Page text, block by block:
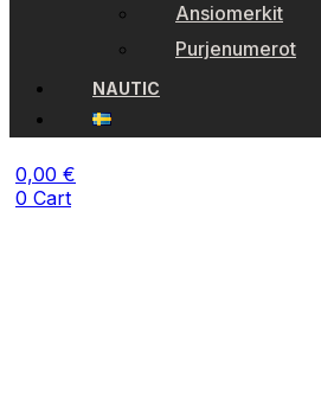
Ansiomerkit
Purjenumerot
NAUTIC
0,00 €
0 Cart